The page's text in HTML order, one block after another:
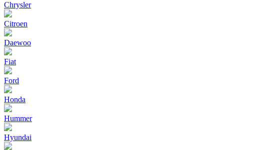
Chrysler
Citroen
Daewoo
Fiat
Ford
Honda
Hummer
Hyundai